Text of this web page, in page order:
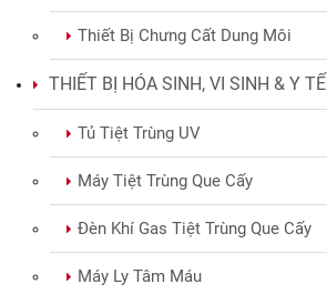
Thiết Bị Chưng Cất Dung Môi
THIẾT BỊ HÓA SINH, VI SINH & Y TẾ
Tủ Tiệt Trùng UV
Máy Tiệt Trùng Que Cấy
Đèn Khí Gas Tiệt Trùng Que Cấy
Máy Ly Tâm Máu